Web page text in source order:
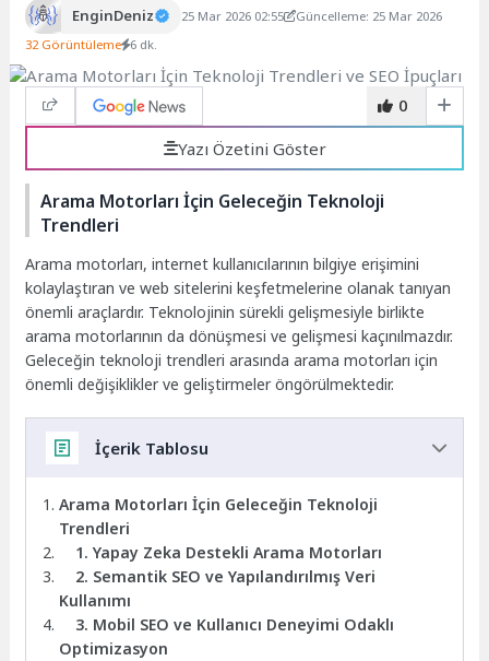
EnginDeniz 25 Mar 2026 02:55
Güncelleme: 25 Mar 2026
32 Görüntüleme 6 dk.
0
Yazı Özetini Göster
Arama Motorları İçin Geleceğin Teknoloji
Trendleri
Arama motorları, internet kullanıcılarının bilgiye erişimini
kolaylaştıran ve web sitelerini keşfetmelerine olanak tanıyan
önemli araçlardır. Teknolojinin sürekli gelişmesiyle birlikte
arama motorlarının da dönüşmesi ve gelişmesi kaçınılmazdır.
Geleceğin teknoloji trendleri arasında arama motorları için
önemli değişiklikler ve geliştirmeler öngörülmektedir.
İçerik Tablosu
Arama Motorları İçin Geleceğin Teknoloji
Trendleri
1. Yapay Zeka Destekli Arama Motorları
2. Semantik SEO ve Yapılandırılmış Veri
Kullanımı
3. Mobil SEO ve Kullanıcı Deneyimi Odaklı
Optimizasyon